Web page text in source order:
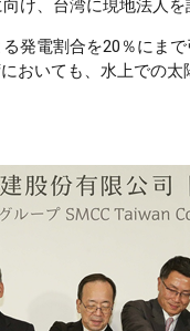
け、台湾に現地法人
発電割合を20％にま
おいても、水上での